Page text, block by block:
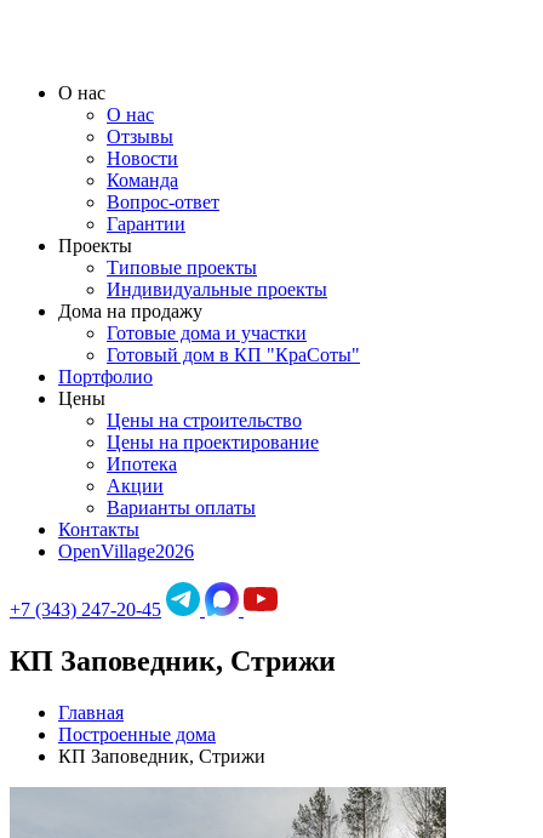
О нас
О нас
Отзывы
Новости
Команда
Вопрос-ответ
Гарантии
Проекты
Типовые проекты
Индивидуальные проекты
Дома на продажу
Готовые дома и участки
Готовый дом в КП "КраСоты"
Портфолио
Цены
Цены на строительство
Цены на проектирование
Ипотека
Акции
Варианты оплаты
Контакты
OpenVillage2026
+7 (343) 247-20-45
КП Заповедник, Стрижи
Главная
Построенные дома
КП Заповедник, Стрижи